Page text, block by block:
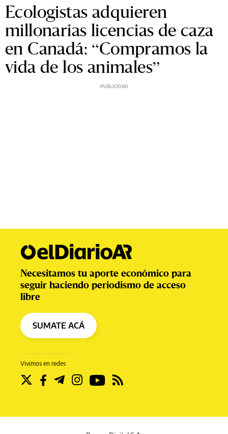
Ecologistas adquieren
millonarias licencias de caza
en Canadá: “Compramos la
vida de los animales”
Vivimos en redes
Necesitamos tu aporte económico para
seguir haciendo periodismo de acceso
libre
SUMATE ACÁ